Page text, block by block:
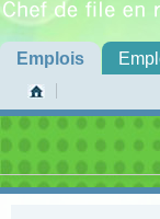
Emplois